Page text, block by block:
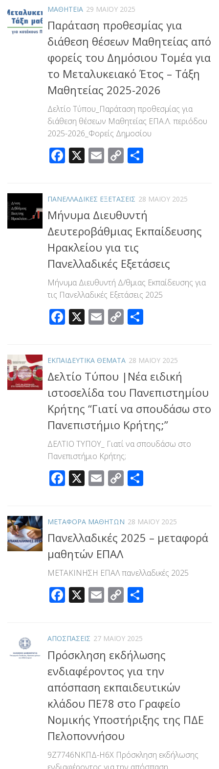
ΜΑΘΗΤΕΙΑ 29 ΜΑΪ́ΟΥ 2025
Παράταση προθεσμίας για
διάθεση θέσεων Μαθητείας από
φορείς του Δημόσιου Τομέα για
το Μεταλυκειακό Έτος – Τάξη
Μαθητείας 2025-2026
Δελτίο Τύπου_Παράταση προθεσμίας για
διάθεση θέσεων Μαθητείας ΕΠΑ.Λ. περιόδου
2025-2026_Φορείς Δημοσίου
Facebook
X Email
Copy
ΠΑΝΕΛΛΑΔΙΚΕΣ ΕΞΕΤΑΣΕΙΣ 28 ΜΑΪ́ΟΥ 2025
Μήνυμα Διευθυντή
Δευτεροβάθμιας Εκπαίδευσης
Ηρακλείου για τις
Πανελλαδικές Εξετάσεις
Μήνυμα Διευθυντή Δ/θμιας Εκπαίδευσης για
τις Πανελλαδικές Εξετάσεις 2025
Facebook
X Email
Copy
ΕΚΠΑΙΔΕΥΤΙΚΑ ΘΕΜΑΤΑ 28 ΜΑΪ́ΟΥ 2025
Δελτίο Τύπου |Νέα ειδική
ιστοσελίδα του Πανεπιστημίου
Κρήτης “Γιατί να σπουδάσω στο
Πανεπιστήμιο Κρήτης;”
ΔΕΛΤΙΟ ΤΥΠΟΥ_ Γιατί να σπουδάσω στο
Πανεπιστήμιο Κρήτης;
Facebook
X Email
Copy
ΜΕΤΑΦΟΡΑ ΜΑΘΗΤΩΝ 28 ΜΑΪ́ΟΥ 2025
Πανελλαδικές 2025 – μεταφορά
μαθητών ΕΠΑΛ
ΜΕΤΑΚΙΝΗΣΗ ΕΠΑΛ πανελλαδικές 2025
Facebook
X Email
Copy
ΑΠΟΣΠΑΣΕΙΣ 27 ΜΑΪ́ΟΥ 2025
Πρόσκληση εκδήλωσης
ενδιαφέροντος για την
απόσπαση εκπαιδευτικών
κλάδου ΠΕ78 στο Γραφείο
Νομικής Υποστήριξης της ΠΔΕ
Πελοποννήσου
9Ζ7746ΝΚΠΔ-Η6Χ Πρόσκληση εκδήλωσης